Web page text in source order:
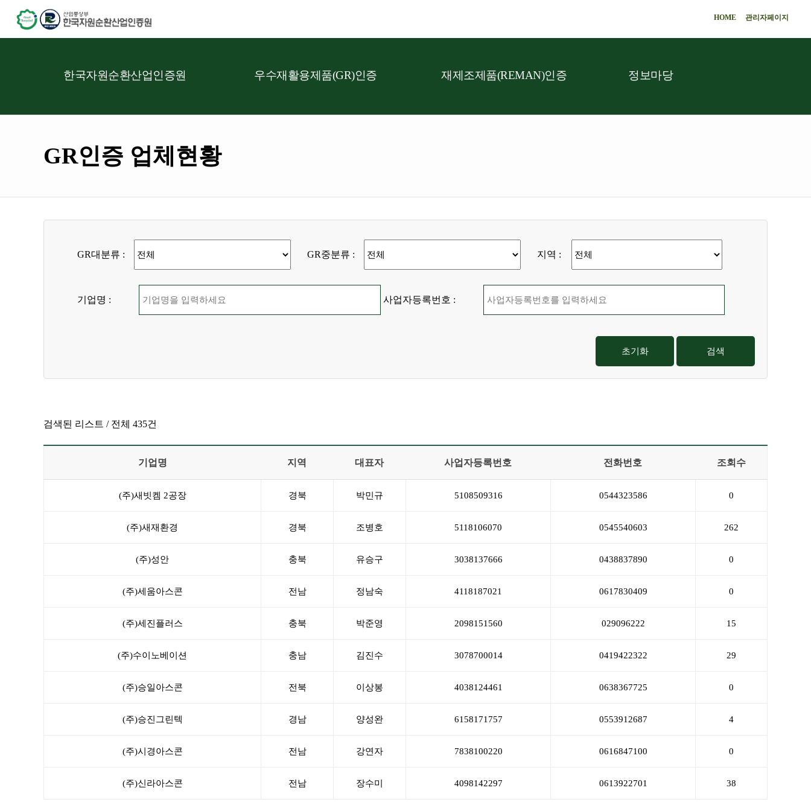
HOME 관리자페이지
한국자원순환산업인증원 우수재활용제품(GR)인증 재제조제품(REMAN)인증 정보마당
GR인증 업체현황
GR대분류 : GR중분류 : 지역 :
기업명 : 사업자등록번호 :
초기화 검색
검색된 리스트 / 전체 435건
기업명 지역 대표자 사업자등록번호 전화번호 조회수
(주)새빗켐 2공장 경북 박민규 5108509316 0544323586 0
(주)새재환경 경북 조병호 5118106070 0545540603 262
(주)성안 충북 유승구 3038137666 0438837890 0
(주)세움아스콘 전남 정남숙 4118187021 0617830409 0
(주)세진플러스 충북 박준영 2098151560 029096222 15
(주)수이노베이션 충남 김진수 3078700014 0419422322 29
(주)승일아스콘 전북 이상봉 4038124461 0638367725 0
(주)승진그린텍 경남 양성완 6158171757 0553912687 4
(주)시경아스콘 전남 강연자 7838100220 0616847100 0
(주)신라아스콘 전남 장수미 4098142297 0613922701 38